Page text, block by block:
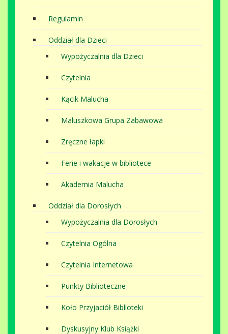
Regulamin
Oddział dla Dzieci
Wypożyczalnia dla Dzieci
Czytelnia
Kącik Malucha
Maluszkowa Grupa Zabawowa
Zręczne łapki
Ferie i wakacje w bibliotece
Akademia Malucha
Oddział dla Dorosłych
Wypożyczalnia dla Dorosłych
Czytelnia Ogólna
Czytelnia Internetowa
Punkty Biblioteczne
Koło Przyjaciół Biblioteki
Dyskusyjny Klub Książki